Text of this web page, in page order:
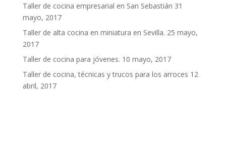
Taller de cocina empresarial en San Sebastián 31
mayo, 2017
Taller de alta cocina en miniatura en Sevilla. 25 mayo,
2017
Taller de cocina para jóvenes. 10 mayo, 2017
Taller de cocina, técnicas y trucos para los arroces 12
abril, 2017